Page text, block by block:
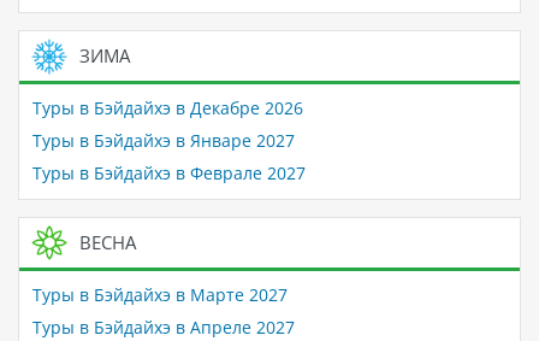
ЗИМА
Туры в Бэйдайхэ в Декабре 2026
Туры в Бэйдайхэ в Январе 2027
Туры в Бэйдайхэ в Феврале 2027
ВЕСНА
Туры в Бэйдайхэ в Марте 2027
Туры в Бэйдайхэ в Апреле 2027